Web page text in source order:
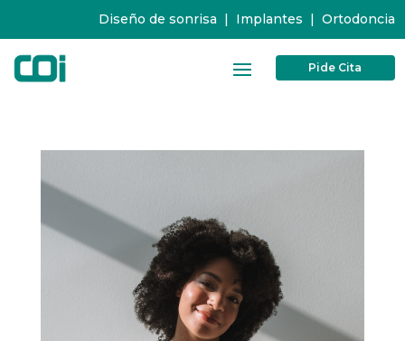
Diseño de sonrisa | Implantes | Ortodoncia
Pide Cita